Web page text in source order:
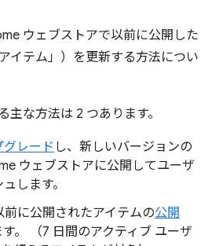
ウェブストアで以前に公開した
イテム」）を更新する方法につい
主な方法は 2 つあります。
レード し、新しいバージョンの
ウェブストアに公開してユーザ
します。
に公開されたアイテムの公開
す。 （7 日間のアクティブ ユーザ